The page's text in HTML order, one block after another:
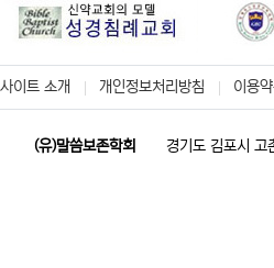
사이트 소개 개인정보처리방침 이용
(유)말씀보존학회 경기도 김포시